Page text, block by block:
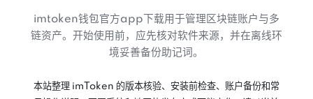
imtoken钱包官方app下载用于管理区块链账户与多
链资产。开始使用前，应先核对软件来源，并在离线环
境妥善备份助记词。
本站整理 imToken 的版本核验、安装前检查、账户备份和常